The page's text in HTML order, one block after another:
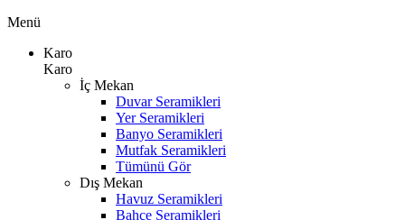
Menü
Karo
Karo
İç Mekan
Duvar Seramikleri
Yer Seramikleri
Banyo Seramikleri
Mutfak Seramikleri
Tümünü Gör
Dış Mekan
Havuz Seramikleri
Bahçe Seramikleri